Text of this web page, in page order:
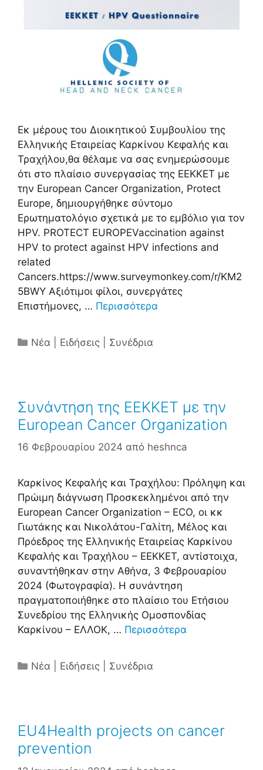
Εκ μέρους του Διοικητικού Συμβουλίου της
Ελληνικής Εταιρείας Καρκίνου Κεφαλής και
Τραχήλου,θα θέλαμε να σας ενημερώσουμε
ότι στο πλαίσιο συνεργασίας της ΕΕΚΚΕΤ με
την European Cancer Organization, Protect
Europe, δημιουργήθηκε σύντομο
Ερωτηματολόγιο σχετικά με το εμβόλιο για τον
HPV. PROTECT EUROPEVaccination against
HPV to protect against HPV infections and
related
Cancers.https://www.surveymonkey.com/r/KM2
5BWY Αξιότιμοι φίλοι, συνεργάτες
Επιστήμονες, … Περισσότερα
Κατηγορίες
Νέα | Ειδήσεις | Συνέδρια
Συνάντηση της ΕΕΚΚΕΤ με την
European Cancer Organization
16 Φεβρουαρίου 2024 από heshnca
Καρκίνος Κεφαλής και Τραχήλου: Πρόληψη και
Πρώιμη διάγνωση Προσκεκλημένοι από την
European Cancer Organization – ECO, οι κκ
Γιωτάκης και Νικολάτου-Γαλίτη, Μέλος και
Πρόεδρος της Ελληνικής Εταιρείας Καρκίνου
Κεφαλής και Τραχήλου – ΕΕΚΚΕΤ, αντίστοιχα,
συναντήθηκαν στην Αθήνα, 3 Φεβρουαρίου
2024 (Φωτογραφία). Η συνάντηση
πραγματοποιήθηκε στο πλαίσιο του Ετήσιου
Συνεδρίου της Ελληνικής Ομοσπονδίας
Καρκίνου – ΕΛΛΟΚ, … Περισσότερα
Κατηγορίες
Νέα | Ειδήσεις | Συνέδρια
EU4Health projects on cancer
prevention